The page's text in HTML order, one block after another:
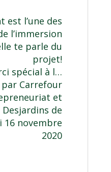
est l’une des
l’immersion
te parle du
projet!
spécial à l…
par Carrefour
et
de
16 novembre
2020